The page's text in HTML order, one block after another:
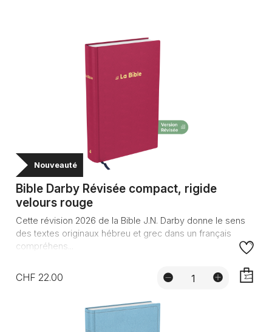
Nouveauté
Bible Darby Révisée compact, rigide
velours rouge
Cette révision 2026 de la Bible J.N. Darby donne le sens
des textes originaux hébreu et grec dans un français
compréhens...
CHF 22.00